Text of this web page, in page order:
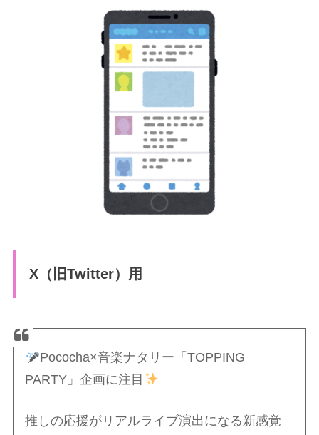
X（旧Twitter）用
Pococha×音楽ナタリー「TOPPING
PARTY」企画に注目
推しの応援がリアルライブ演出になる新感覚